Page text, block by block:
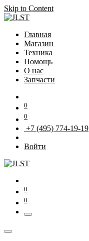
Skip to Content
Главная
Магазин
Техника
Помощь
О нас
Запчасти
0
0
+7 (495) 774-19-19
Войти
0
0